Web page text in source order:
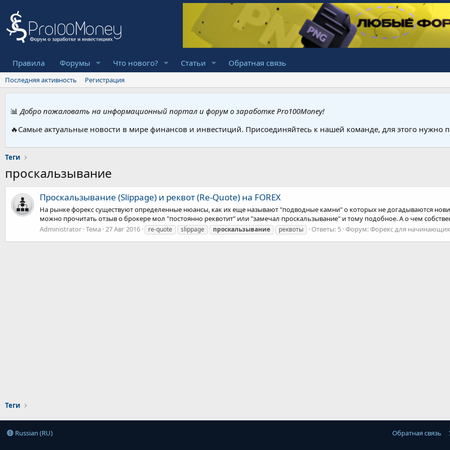
Правила Форумы Что нового? Статьи Обратная связь
Последняя активность Регистрация
📊 Добро пожаловать на информационный портал и форум о заработке Pro100Money!
🔥Самые актуальные новости в мире финансов и инвестиций. Присоединяйтесь к нашей команде, для этого нужно
Теги
проскальзывание
Проскальзывание (Slippage) и реквот (Re-Quote) на FOREX
На рынке форекс существуют определенные нюансы, как их еще называют "подводные камни" о которых не догадываются
можно прочитать отзыв о брокере мол "постоянно реквотит" или "замечал проскальзывание" и тому подобное. А о чем
Administrator Тема 27 Авг 2016 re-quote slippage проскальзывание реквоты Ответы: 5 Форум:Форекс для начинающих
Теги
Russian (RU) Обратная связь